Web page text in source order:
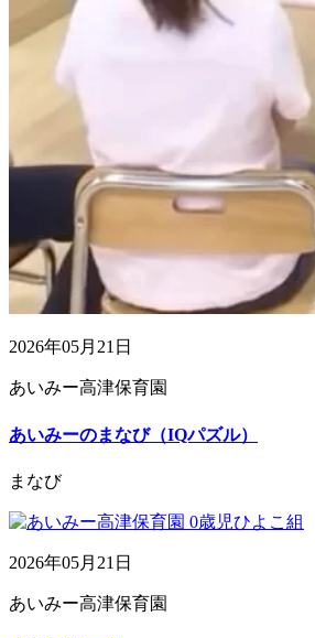
2026年05月21日
あいみー高津保育園
あいみーのまなび（IQパズル）
まなび
2026年05月21日
あいみー高津保育園